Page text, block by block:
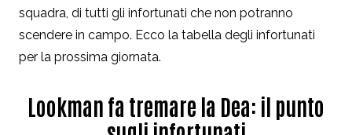
squadra, di tutti gli infortunati che non potranno
scendere in campo. Ecco la tabella degli infortunati
per la prossima giornata.
Lookman fa tremare la Dea: il punto